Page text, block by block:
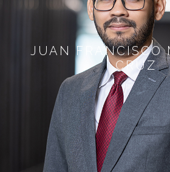
JUAN FRANCISCO
CRUZ